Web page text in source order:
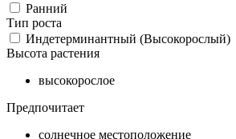
Ранний
Тип роста
Индетерминантный (Высокорослый)
Высота растения
высокорослое
Предпочитает
солнечное местоположение